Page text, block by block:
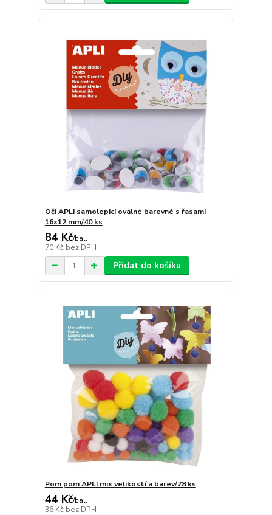
Oči APLI samolepicí oválné barevné s řasami
16x12 mm/40 ks
84 Kč/bal.
70 Kč bez DPH
Přidat do košíku
Pom pom APLI mix velikostí a barev/78 ks
44 Kč/bal.
36 Kč bez DPH